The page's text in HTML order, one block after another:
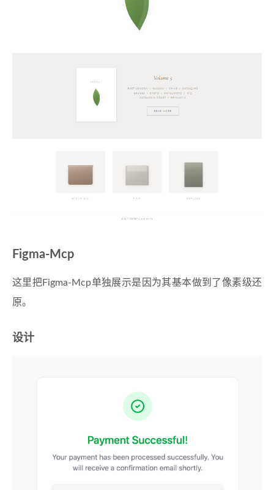
Figma-Mcp
这里把Figma-Mcp单独展示是因为其基本做到了像素级还
原。
设计